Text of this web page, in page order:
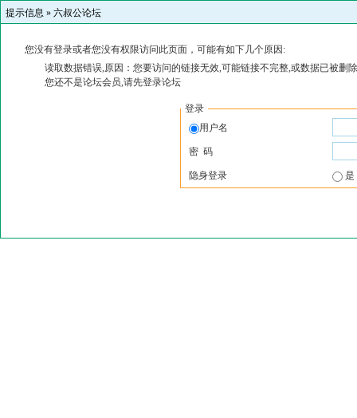
提示信息 » 六叔公论坛
您没有登录或者您没有权限访问此页面，可能有如下几个原因:
读取数据错误,原因：您要访问的链接无效,可能链接不完整,或数据已被删
您还不是论坛会员,请先登录论坛
登录
用户名
密 码
隐身登录